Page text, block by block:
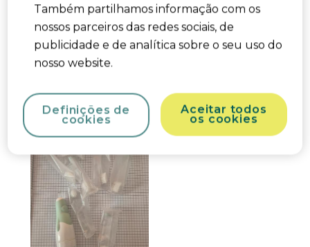
Também partilhamos informação com os
nossos parceiros das redes sociais, de
publicidade e de analítica sobre o seu uso do
nosso website.
Aceitar todos
os cookies
Definições de
cookies